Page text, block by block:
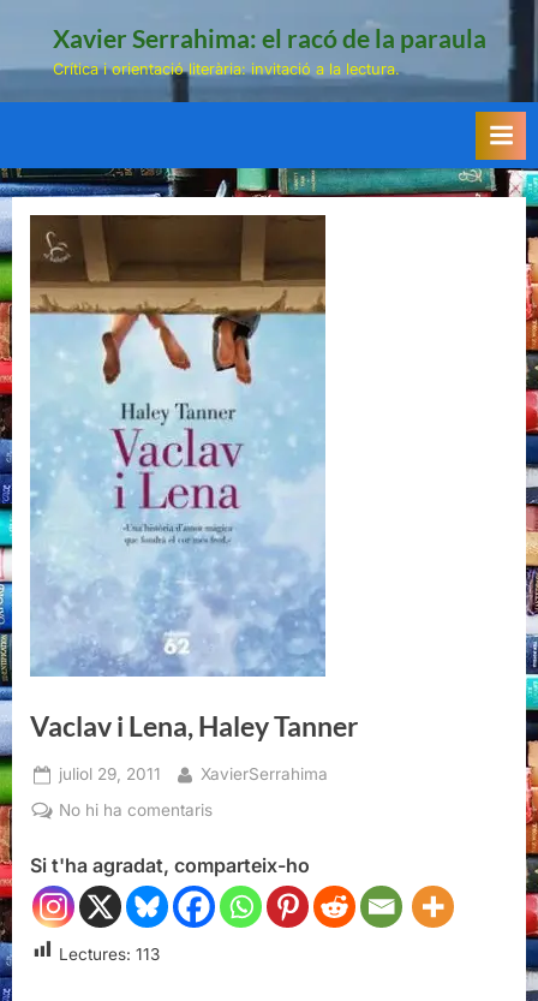
Xavier Serrahima: el racó de la paraula
Crítica i orientació literària: invitació a la lectura.
Vaclav i Lena, Haley Tanner
Posted
on
juliol 29, 2011 By
XavierSerrahima
No hi ha comentarisa
i
Lena,
Haley
Si t'ha agradat, comparteix-ho
Lectures: 113